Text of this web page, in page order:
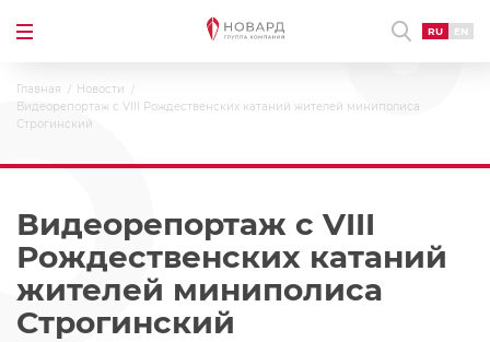
RU EN
Главная
Новости
Видеорепортаж с VIII Рождественских катаний жителей миниполиса
Строгинский
Видеорепортаж с VIII
Рождественских катаний
жителей миниполиса
Строгинский